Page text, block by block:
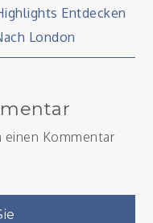
Entdecken
London
einen Kommentar